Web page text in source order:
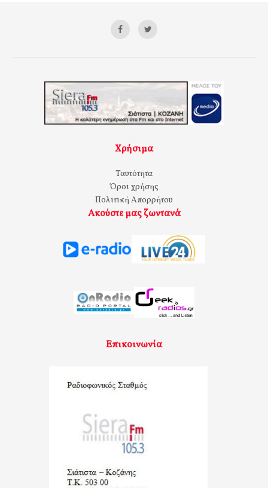
Χρήσιμα
Ταυτότητα
Όροι χρήσης
Πολιτική Απορρήτου
Ακούστε μας ζωντανά
Επικοινωνία